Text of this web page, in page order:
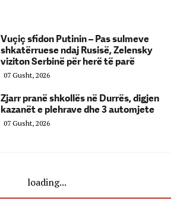
Vuçiç sfidon Putinin – Pas sulmeve
shkatërruese ndaj Rusisë, Zelensky
viziton Serbinë për herë të parë
07 Gusht, 2026
Zjarr pranë shkollës në Durrës, digjen
kazanët e plehrave dhe 3 automjete
07 Gusht, 2026
loading...